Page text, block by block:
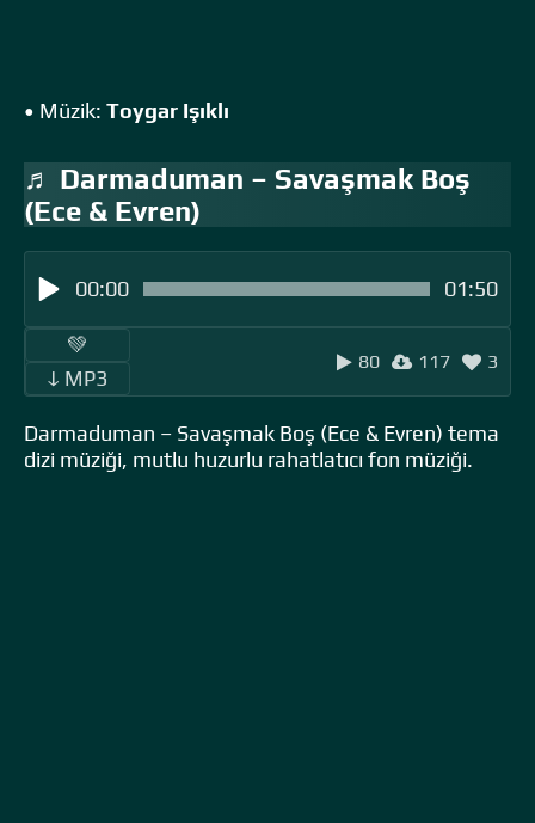
• Müzik: Toygar Işıklı
♬ Darmaduman – Savaşmak Boş
(Ece & Evren)
00:00 01:50
‎ ‎ ‎‎ ‎ ‎‎ ‎ ‎💚 ‎‎ ‎
‎‎‎ ‎ ‎ↆ MP3 ‎ ‎
80 117 3
Darmaduman – Savaşmak Boş (Ece & Evren) tema
dizi müziği, mutlu huzurlu rahatlatıcı fon müziği.